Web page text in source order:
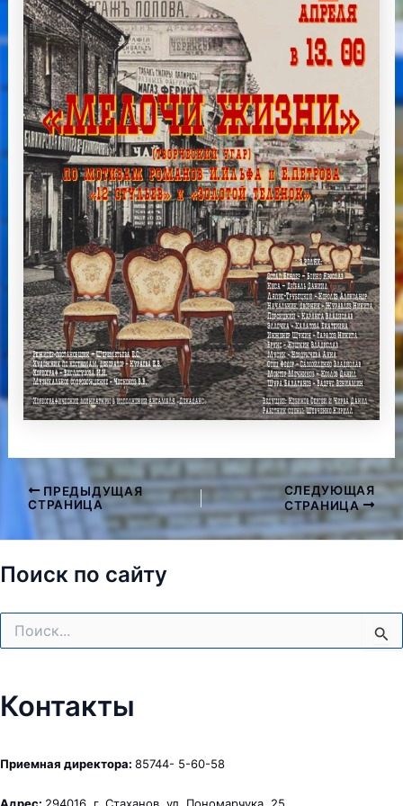
Навигация
записям
ПРЕДЫДУЩАЯ
СТРАНИЦА
СЛЕДУЮЩАЯ
СТРАНИЦА
Поиск по сайту
Контакты
Приемная директора: 85744- 5-60-58
Адрес: 294016, г. Стаханов, ул. Пономарчука, 25